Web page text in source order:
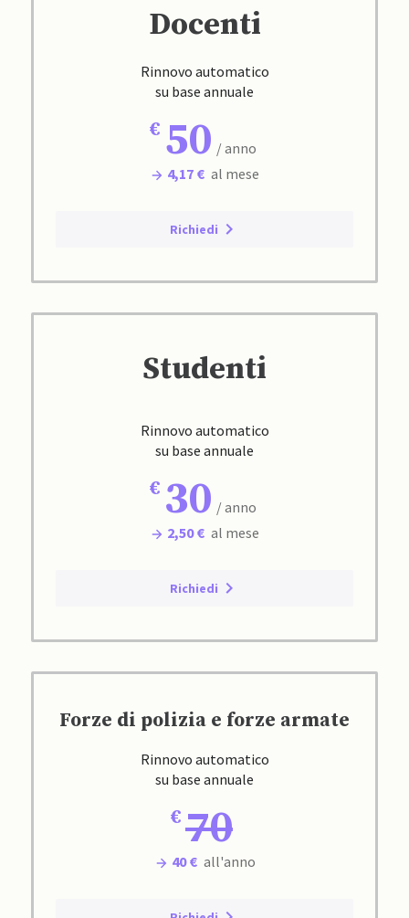
Docenti
Rinnovo automatico
su base annuale
50 / anno
4,17 € al mese
Richiedi
Studenti
Rinnovo automatico
su base annuale
30 / anno
2,50 € al mese
Richiedi
Forze di polizia e forze armate
Rinnovo automatico
su base annuale
70
40 € all'anno